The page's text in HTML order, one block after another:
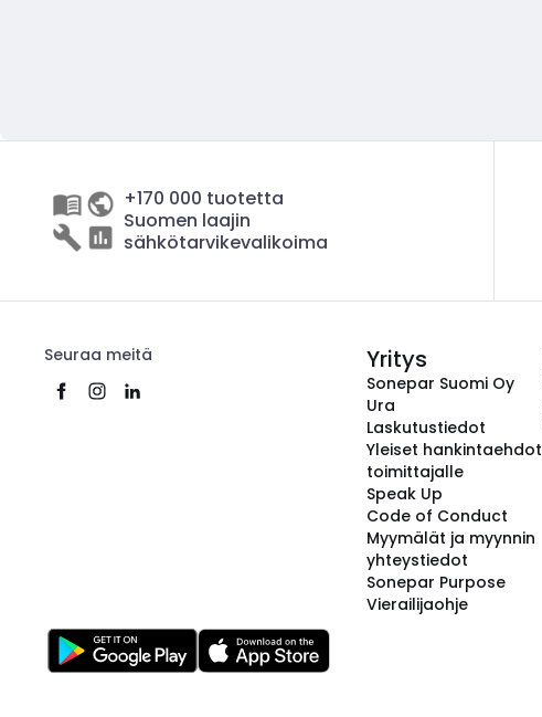
+170 000 tuotetta
Suomen laajin
sähkötarvikevalikoima
Seuraa meitä Yritys
Sonepar Suomi Oy
Ura
Laskutustiedot
Yleiset hankintaehdot
toimittajalle
Speak Up
Code of Conduct
Myymälät ja myynnin
yhteystiedot
Sonepar Purpose
Vierailijaohje